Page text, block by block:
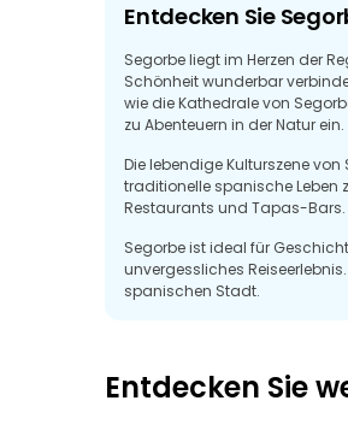
Entdecken Sie
Segorbe liegt im Herzen der
Schönheit wunderbar
wie die Kathedrale von
zu Abenteuern in der Natur ein.
Die lebendige Kulturszene
traditionelle spanische Leben
Restaurants und Tapas-Bars.
Segorbe ist ideal für
unvergessliches
spanischen Stadt.
Entdecken Sie